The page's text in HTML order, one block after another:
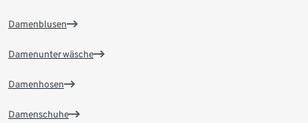
Damenblusen
Damenunterwäsche
Damenhosen
Damenschuhe